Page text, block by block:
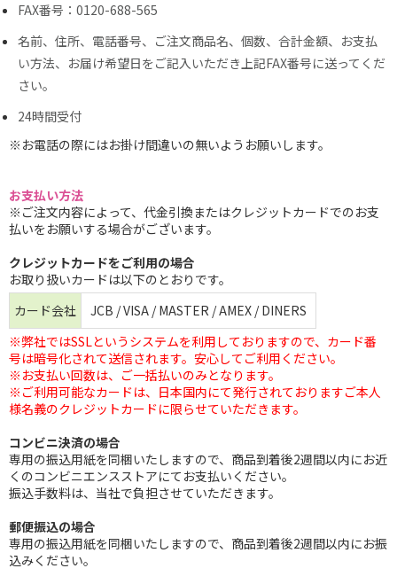
FAX番号：0120-688-565
名前、住所、電話番号、ご注文商品名、個数、合計金額、お支払
い方法、お届け希望日をご記入いただき上記FAX番号に送ってくだ
さい。
24時間受付
※お電話の際にはお掛け間違いの無いようお願いします。
お支払い方法
※ご注文内容によって、代金引換またはクレジットカードでのお支
払いをお願いする場合がございます。
クレジットカードをご利用の場合
お取り扱いカードは以下のとおりです。
カード会社
JCB / VISA / MASTER / AMEX / DINERS
※弊社ではSSLというシステムを利用しておりますので、カード番
号は暗号化されて送信されます。安心してご利用ください。
※お支払い回数は、ご一括払いのみとなります。
※ご利用可能なカードは、日本国内にて発行されておりますご本人
様名義のクレジットカードに限らせていただきます。
コンビニ決済の場合
専用の振込用紙を同梱いたしますので、商品到着後2週間以内にお近
くのコンビニエンスストアにてお支払いください。
振込手数料は、当社で負担させていただきます。
郵便振込の場合
専用の振込用紙を同梱いたしますので、商品到着後2週間以内にお振
込みください。